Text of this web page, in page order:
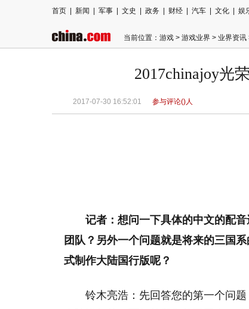
首页 新闻 军事 文史 政务 财经 汽车 文化 娱
当前位置： 游戏 > 游戏业界 > 业界资讯
2017chinajoy光
2017-07-30 16:52:01 参与评论()人
记者：想问一下具体的中文的配
团队？另外一个问题就是将来的三国
式制作大陆国行版呢？
铃木亮浩：先回答您的第一个问